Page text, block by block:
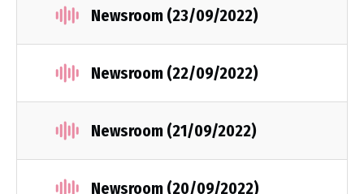
Newsroom (23/09/2022)
Newsroom (22/09/2022)
Newsroom (21/09/2022)
Newsroom (20/09/2022)